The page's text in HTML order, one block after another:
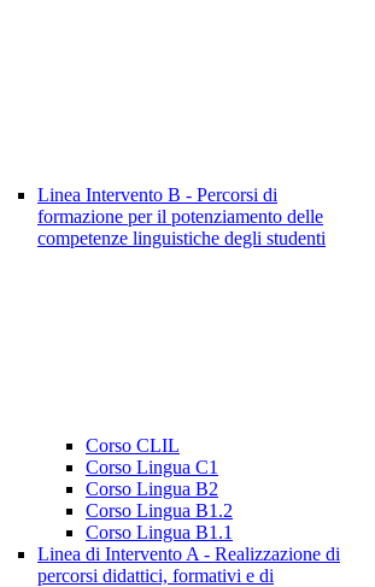
Linea Intervento B - Percorsi di
formazione per il potenziamento delle
competenze linguistiche degli studenti
Corso CLIL
Corso Lingua C1
Corso Lingua B2
Corso Lingua B1.2
Corso Lingua B1.1
Linea di Intervento A - Realizzazione di
percorsi didattici, formativi e di